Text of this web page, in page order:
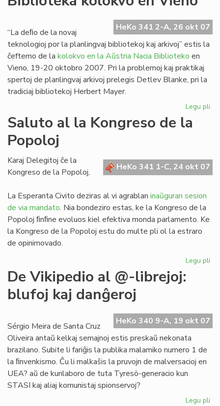
HeKo 341 2-A, 26 okt 07
“La deﬁo de la novaj
teknologioj por la planlingvaj bibliotekoj kaj arkivoj” estis la
ĉeftemo de la kolokvo en la Aŭstria Nacia Biblioteko en
Vieno, 19-20 oktobro 2007. Pri la problemoj kaj praktikaj
spertoj de planlingvaj arkivoj prelegis Detlev Blanke, pri la
tradiciaj bibliotekoj Herbert Mayer.
Legu pli
Saluto al la Kongreso de la
Popoloj
HeKo 341 1-C, 24 okt 07
Karaj Delegitoj ĉe la
Kongreso de la Popoloj,
La Esperanta Civito deziras al vi agrablan inaŭguran sesion
de via mandato. Nia bondeziro estas, ke la Kongreso de la
Popoloj ﬁnﬁne evoluos kiel efektiva monda parlamento. Ke
la Kongreso de la Popoloj estu do multe pli ol la estraro
de opinimovado.
Legu pli
de
De Vikipedio al @-librejoj:
blufoj kaj danĝeroj
HeKo 340 9-A, 19 okt 07
Sérgio Meira de Santa Cruz
Oliveira antaŭ kelkaj semajnoj estis preskaŭ nekonata
brazilano. Subite li fariĝis la publika malamiko numero 1 de
la ﬁnvenkismo. Ĉu li malkaŝis la pruvojn de malversacioj en
UEA? aŭ de kunlaboro de tuta Tyresö-generacio kun
STASI kaj aliaj komunistaj spionservoj?
Legu pli